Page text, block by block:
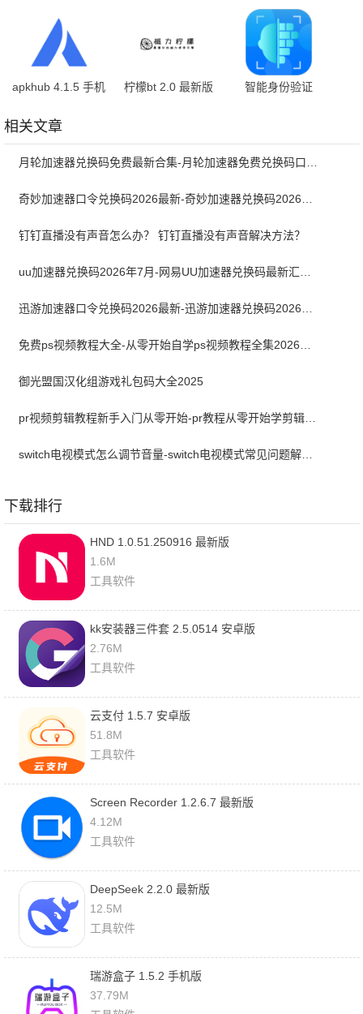
版
版
apkhub 4.1.5 手机
柠檬bt 2.0 最新版
智能身份验证
相关文章
钉钉直播没有声音怎么办？ 钉钉直播没有声音解决方法？
御光盟国汉化组游戏礼包码大全2025
pr视频剪辑教程新手入门从零开始-pr教程从零开始学剪辑全集免费
switch电视模式怎么调节音量-switch电视模式常见问题解决方案
下载排行
HND 1.0.51.250916 最新版
1.6M
工具软件
kk安装器三件套 2.5.0514 安卓版
2.76M
工具软件
云支付 1.5.7 安卓版
51.8M
工具软件
Screen Recorder 1.2.6.7 最新版
4.12M
工具软件
DeepSeek 2.2.0 最新版
12.5M
工具软件
瑞游盒子 1.5.2 手机版
37.79M